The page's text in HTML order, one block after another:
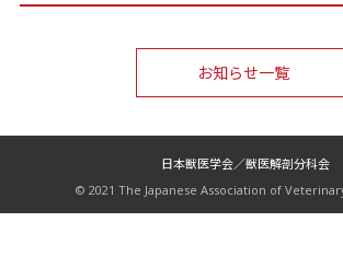
お知らせ一覧
日本獣医学会／獣医解剖分科会
© 2021 The Japanese Association of